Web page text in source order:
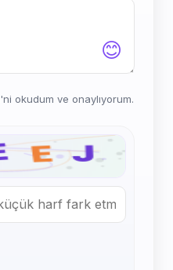
😊
'ni okudum ve onaylıyorum.